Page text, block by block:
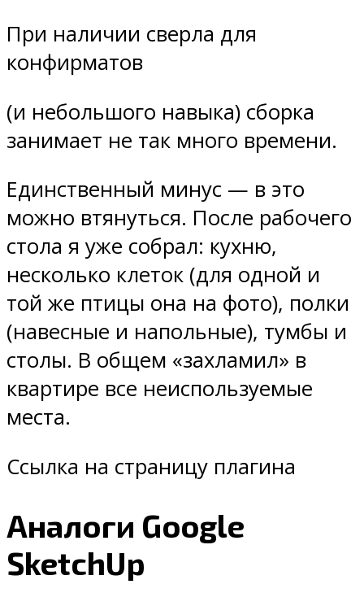
При наличии сверла для
конфирматов
(и небольшого навыка) сборка
занимает не так много времени.
Единственный минус — в это
можно втянуться. После рабочего
стола я уже собрал: кухню,
несколько клеток (для одной и
той же птицы она на фото), полки
(навесные и напольные), тумбы и
столы. В общем «захламил» в
квартире все неиспользуемые
места.
Ссылка на страницу плагина
Аналоги Google
SketchUp